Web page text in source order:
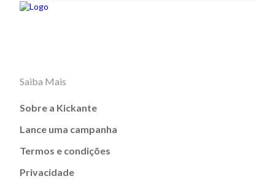
Saiba Mais
Sobre a Kickante
Lance uma campanha
Termos e condições
Privacidade